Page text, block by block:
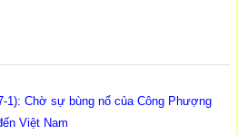
1): Chờ sự bùng nổ của Công Phượng
Việt Nam